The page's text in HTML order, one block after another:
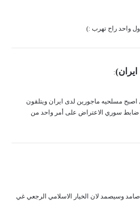
واحد راح تهرب :)
:
مسلحيه ماجورين لدى ايران ويتلقون
ضابط سوري الاعتراض على أمر واحد من
هذه التفاهات والاسد صامد وسيصمد لان الخيار الاسلامي الرجعي غي